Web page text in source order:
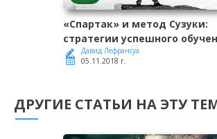
«Спартак» и метод Сузуки:
стратегии успешного
Давид Лефрансуа
05.11.2018 г.
ДРУГИЕ СТАТЬИ НА ЭТУ